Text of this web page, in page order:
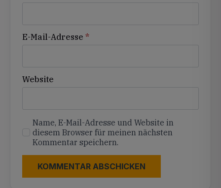
E-Mail-Adresse *
Website
Name, E-Mail-Adresse und Website in
diesem Browser für meinen nächsten
Kommentar speichern.